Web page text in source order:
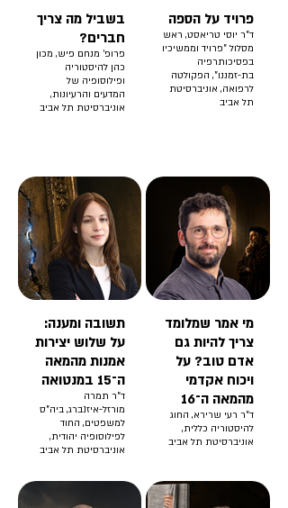
פרויד על הספה
ד"ר יוסי טריאסט, ראש
מסלול "פרויד וממשיכיו
בפסיכותרפיה
בת-זמננו", הפקולטה
לרפואה, אוניברסיטת
תל אביב
בשביל מה צריך
חברים?
פרופ' מנחם פיש, מכון
כהן להיסטוריה
ופילוסופיה של
המדעים והרעיונות,
אוניברסיטת תל אביב
מי אמר שמלומד
צריך להיות גם
אדם טוב? על
ויכוח אקדמי
מהמאה ה־16
ד"ר רעי שרירא, החוג
להיסטוריה כללית,
אוניברסיטת תל אביב
תשובה ומענה:
על שלוש יצירות
אמנות מהמאה
ה־15 במנטואה
ד"ר תמרה
מורזל-איזנברג, ביה"ס
למשפטים, החוד
לפילוסופיה יהודית,
אוניברסיטת תל אביב